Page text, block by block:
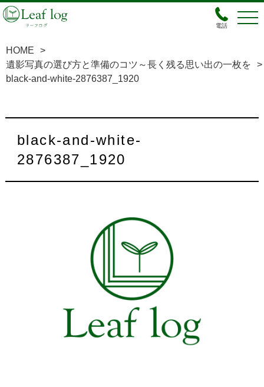
電話
HOME
>
遺影写真の選び方と準備のコツ～長く残る思い出の一枚を
>
black-and-white-2876387_1920
black-and-white-
2876387_1920